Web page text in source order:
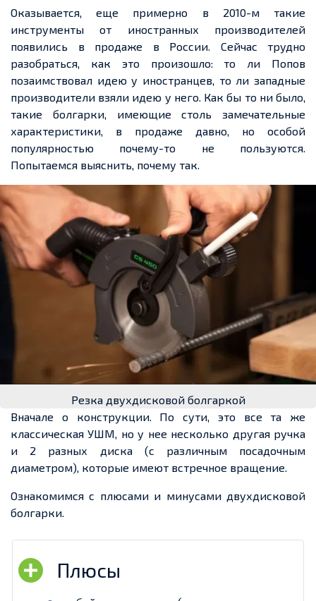
Оказывается, еще примерно в 2010-м такие
инструменты от иностранных производителей
появились в продаже в России. Сейчас трудно
разобраться, как это произошло: то ли Попов
позаимствовал идею у иностранцев, то ли западные
производители взяли идею у него. Как бы то ни было,
такие болгарки, имеющие столь замечательные
характеристики, в продаже давно, но особой
популярностью почему-то не пользуются.
Попытаемся выяснить, почему так.
Резка двухдисковой болгаркой
Вначале о конструкции. По сути, это все та же
классическая УШМ, но у нее несколько другая ручка
и 2 разных диска (с различным посадочным
диаметром), которые имеют встречное вращение.
Ознакомимся с плюсами и минусами двухдисковой
болгарки.